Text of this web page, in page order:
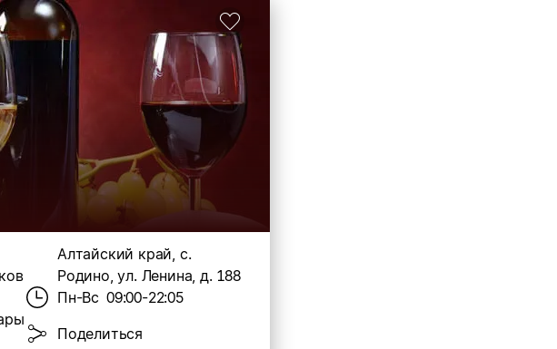
Алтайский край, с.
Родино, ул. Ленина, д. 188
Пн-Вс 09:00-22:05
Поделиться